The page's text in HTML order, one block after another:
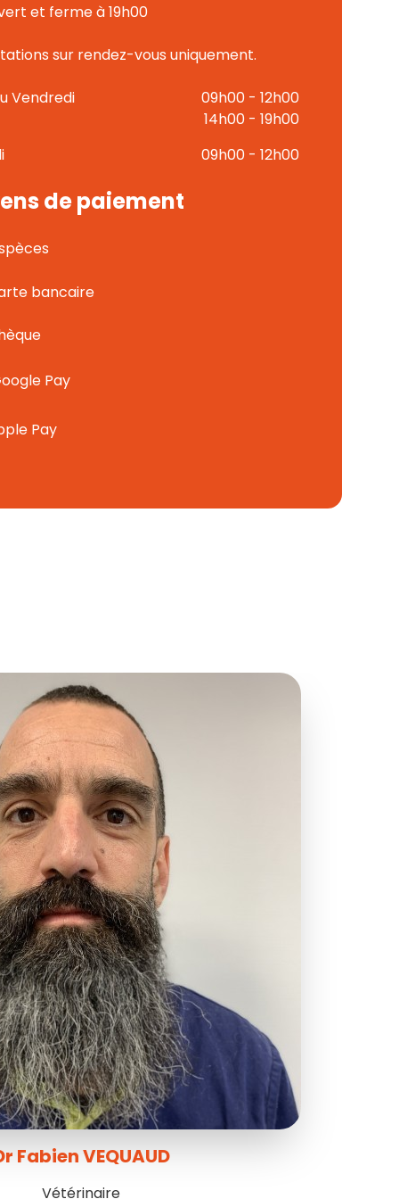
et ferme à 19h00
sur rendez-vous uniquement.
Vendredi
09h00 - 12h00
14h00 - 19h00
09h00 - 12h00
de paiement
bancaire
Pay
Pay
Fabien VEQUAUD
Vétérinaire